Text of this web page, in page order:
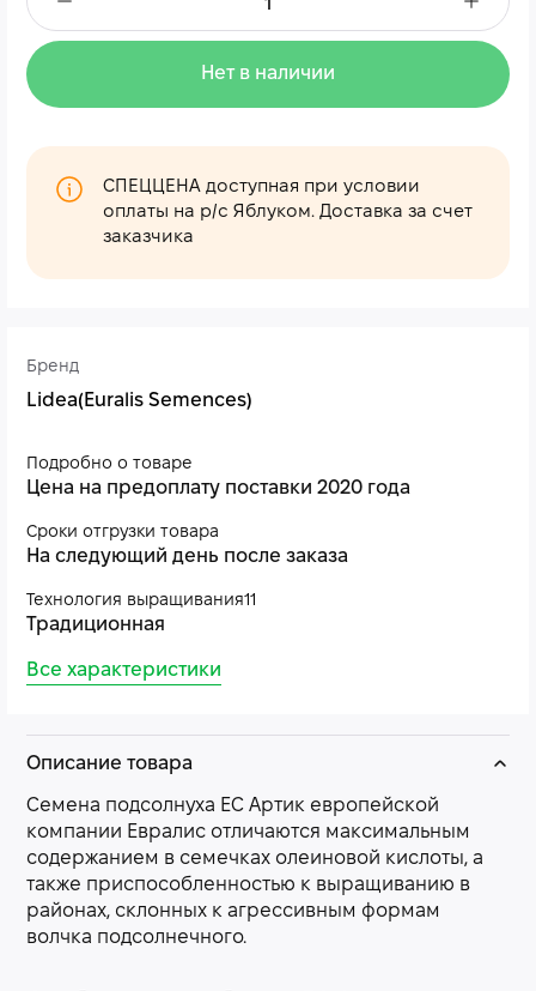
Бренд
Lidea(Euralis Semences)
Подробно о товаре
Цена на предоплату поставки 2020 года
Сроки отгрузки товара
На следующий день после заказа
Технология выращивания11
Традиционная
Все характеристики
Нет в наличии
СПЕЦЦЕНА доступная при условии
оплаты на р/с Яблуком. Доставка за счет
заказчика
Описание товара
Семена подсолнуха ЕС Артик европейской
компании Евралис отличаются максимальным
содержанием в семечках олеиновой кислоты, а
также приспособленностью к выращиванию в
районах, склонных к агрессивным формам
волчка подсолнечного.